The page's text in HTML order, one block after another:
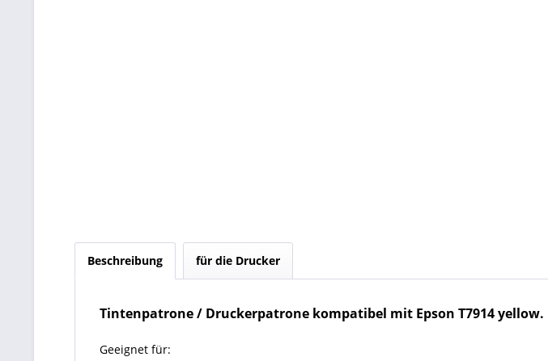
Beschreibung für die Drucker
Tintenpatrone / Druckerpatrone kompatibel mit Epson T7914 yellow.
Geeignet für: